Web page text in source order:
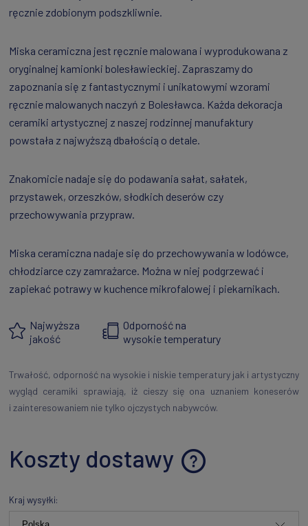
ręcznie zdobionym podszkliwnie.
Miska ceramiczna jest ręcznie malowana i wyprodukowana z
oryginalnej kamionki bolesławieckiej. Zapraszamy do
zapoznania się z fantastycznymi i unikatowymi wzorami
ręcznie malowanych naczyń z Bolesławca. Każda dekoracja
ceramiki artystycznej z naszej rodzinnej manufaktury
powstała z najwyższą dbałością o detale.
Znakomicie nadaje się do podawania sałat, sałatek,
przystawek, orzeszków, słodkich deserów czy
przechowywania przypraw.
Miska ceramiczna nadaje się do przechowywania w lodówce,
chłodziarce czy zamrażarce. Można w niej podgrzewać i
zapiekać potrawy w kuchence mikrofalowej i piekarnikach.
Najwyższa
jakość
Odporność na
wysokie temperatury
Trwałość, odporność na wysokie i niskie temperatury jak i artystyczny
wygląd ceramiki sprawiają, iż cieszy się ona uznaniem koneserów
i zainteresowaniem nie tylko ojczystych nabywców.
Koszty dostawy
Cena nie zawiera ewentualnych kosztów płatności
Kraj wysyłki: